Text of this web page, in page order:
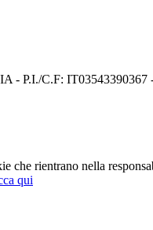
- P.I./C.F:
rientrano nella
qui